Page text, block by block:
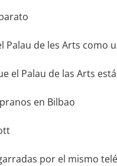
Palau de les Arts
el Palau de las Arts
en Bilbao
por el mismo